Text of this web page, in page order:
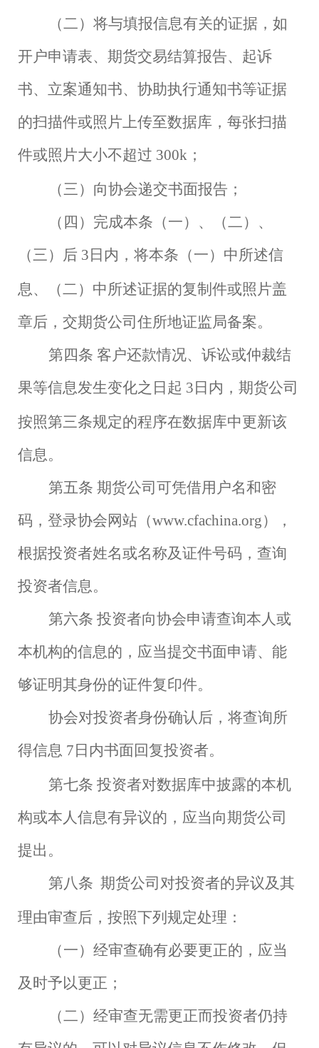
（二）将与填报信息有关的证据，如
开户申请表、期货交易结算报告、起诉
书、立案通知书、协助执行通知书等证据
的扫描件或照片上传至数据库，每张扫描
件或照片大小不超过 300k；
（三）向协会递交书面报告；
（四）完成本条（一）、（二）、
（三）后 3日内，将本条（一）中所述信
息、（二）中所述证据的复制件或照片盖
章后，交期货公司住所地证监局备案。
第四条 客户还款情况、诉讼或仲裁结
果等信息发生变化之日起 3日内，期货公司
按照第三条规定的程序在数据库中更新该
信息。
第五条 期货公司可凭借用户名和密
码，登录协会网站（www.cfachina.org），
根据投资者姓名或名称及证件号码，查询
投资者信息。
第六条 投资者向协会申请查询本人或
本机构的信息的，应当提交书面申请、能
够证明其身份的证件复印件。
协会对投资者身份确认后，将查询所
得信息 7日内书面回复投资者。
第七条 投资者对数据库中披露的本机
构或本人信息有异议的，应当向期货公司
提出。
第八条 期货公司对投资者的异议及其
理由审查后，按照下列规定处理：
（一）经审查确有必要更正的，应当
及时予以更正；
（二）经审查无需更正而投资者仍持